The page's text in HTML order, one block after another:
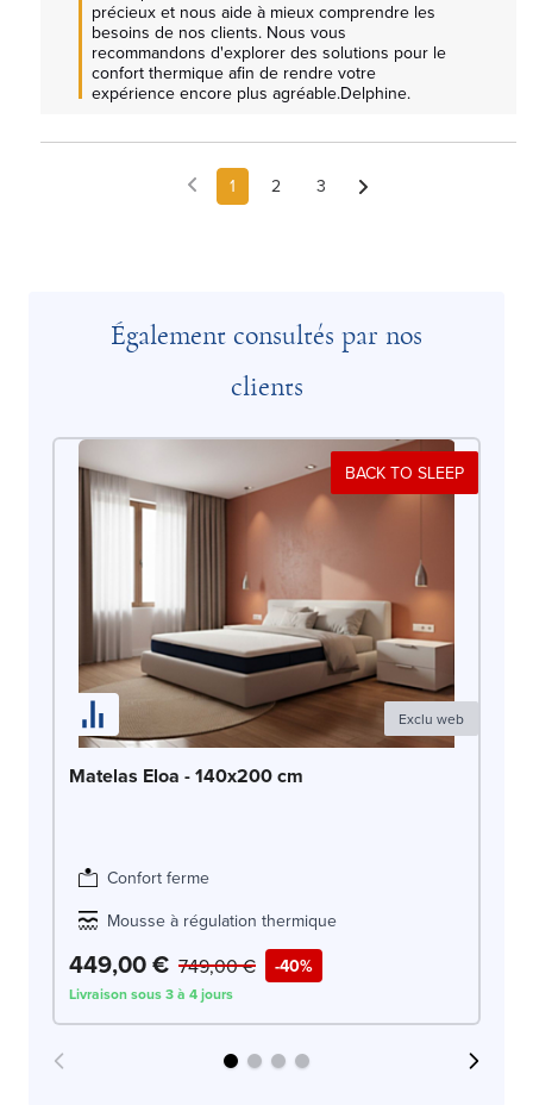
précieux et nous aide à mieux comprendre les
besoins de nos clients. Nous vous
recommandons d'explorer des solutions pour le
confort thermique afin de rendre votre
expérience encore plus agréable.Delphine.
1 2 3
Également consultés par nos
clients
BACK TO SLEEP
Exclu web
Matelas Eloa - 140x200 cm
Confort ferme
Mousse à régulation thermique
449,00 € -40%
749,00 €
Livraison sous 3 à 4 jours